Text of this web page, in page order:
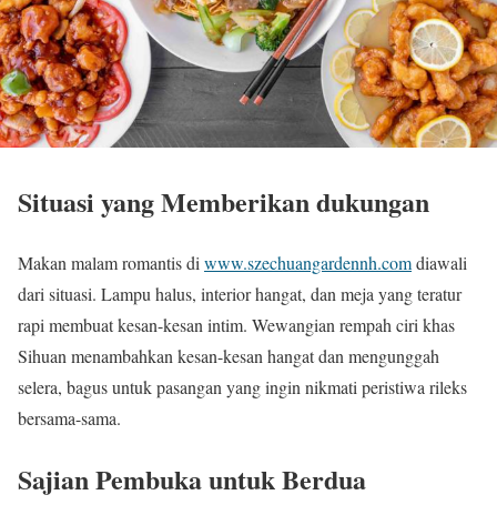
Situasi yang Memberikan dukungan
Makan malam romantis diwww.szechuangardennh.comdiawali
dari situasi. Lampu halus, interior hangat, dan meja yang teratur
rapi membuat kesan-kesan intim. Wewangian rempah ciri khas
Sihuan menambahkan kesan-kesan hangat dan mengunggah
selera, bagus untuk pasangan yang ingin nikmati peristiwa rileks
bersama-sama.
Sajian Pembuka untuk Berdua